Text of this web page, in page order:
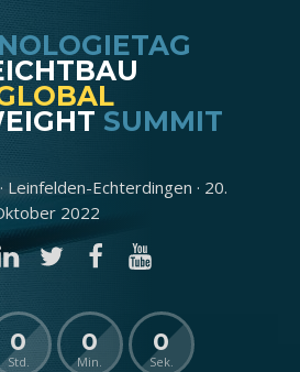
SUMMIT
Leinfelden-Echterdingen · 20.
2022
0
Std.
0
Min.
0
Sek.